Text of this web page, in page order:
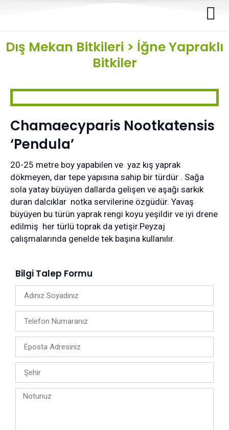
Dış Mekan Bitkileri > İğne Yapraklı
Bitkiler
Chamaecyparis Nootkatensis
‘Pendula’
20-25 metre boy yapabilen ve yaz kış yaprak
dökmeyen, dar tepe yapısına sahip bir türdür . Sağa
sola yatay büyüyen dallarda gelişen ve aşağı sarkık
duran dalcıklar notka servilerine özgüdür. Yavaş
büyüyen bu türün yaprak rengi koyu yeşildir ve iyi drene
edilmiş her türlü toprak da yetişir.Peyzaj
çalışmalarında genelde tek başına kullanılır.
Bilgi Talep Formu